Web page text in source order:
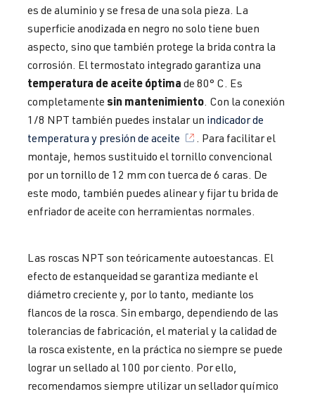
es de aluminio y se fresa de una sola pieza. La
superficie anodizada en negro no solo tiene buen
aspecto, sino que también protege la brida contra la
corrosión. El termostato integrado garantiza una
temperatura de aceite óptima de 80° C. Es
completamente sin mantenimiento. Con la conexión
1/8 NPT también puedes instalar un indicador de
temperatura y presión de aceite
. Para facilitar el
montaje, hemos sustituido el tornillo convencional
por un tornillo de 12 mm con tuerca de 6 caras. De
este modo, también puedes alinear y fijar tu brida de
enfriador de aceite con herramientas normales.
Las roscas NPT son teóricamente autoestancas. El
efecto de estanqueidad se garantiza mediante el
diámetro creciente y, por lo tanto, mediante los
flancos de la rosca. Sin embargo, dependiendo de las
tolerancias de fabricación, el material y la calidad de
la rosca existente, en la práctica no siempre se puede
lograr un sellado al 100 por ciento. Por ello,
recomendamos siempre utilizar un sellador químico